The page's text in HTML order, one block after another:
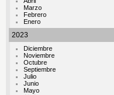
Marzo
Febrero
Enero
2023
Diciembre
Noviembre
Octubre
Septiembre
Julio
Junio
Mayo